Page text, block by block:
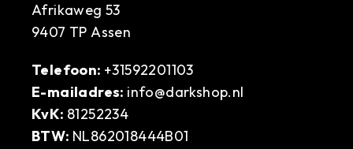
Afrikaweg 53
9407 TP Assen
Telefoon: +31592201103
E-mailadres: info@darkshop.nl
KvK: 81252234
BTW: NL862018444B01